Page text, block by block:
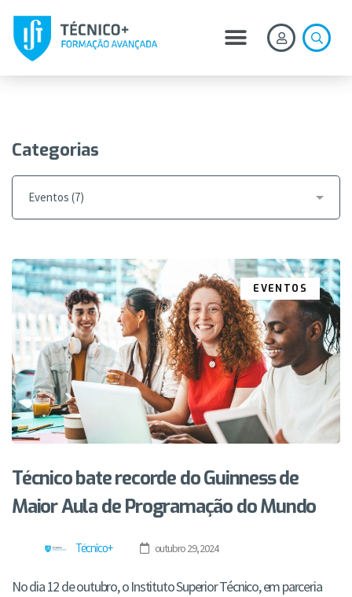
Categorias
EVENTOS
Técnico bate recorde do Guinness de
Maior Aula de Programação do Mundo
Técnico+ outubro 29, 2024
No dia 12 de outubro, o Instituto Superior Técnico, em parceria